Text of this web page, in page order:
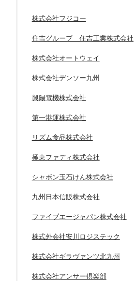
株式会社フジコー
住吉グループ 住吉工業株式会社
株式会社オートウェイ
株式会社デンソー九州
興陽電機株式会社
第一港運株式会社
リズム食品株式会社
極東ファディ株式会社
シャボン玉石けん株式会社
九州日本信販株式会社
ファイブエージャパン株式会社
株式外会社安川ロジステック
株式会社ギラヴァンツ北九州
株式会社アンサー倶楽部